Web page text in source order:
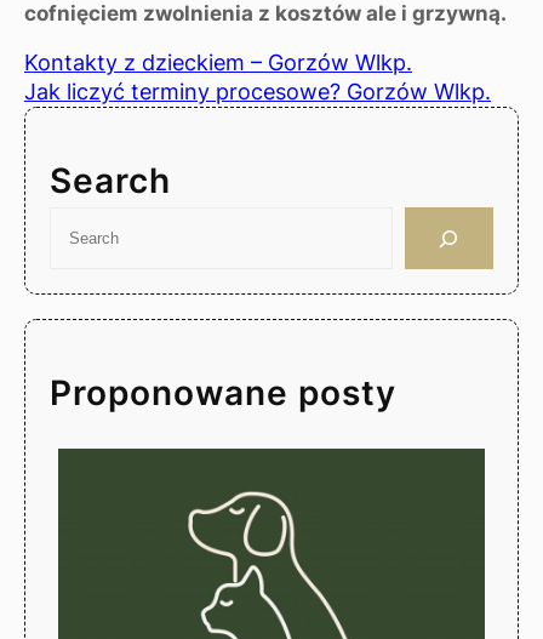
cofnięciem zwolnienia z kosztów ale i grzywną.
Kontakty z dzieckiem – Gorzów Wlkp.
Jak liczyć terminy procesowe? Gorzów Wlkp.
Search
Proponowane posty